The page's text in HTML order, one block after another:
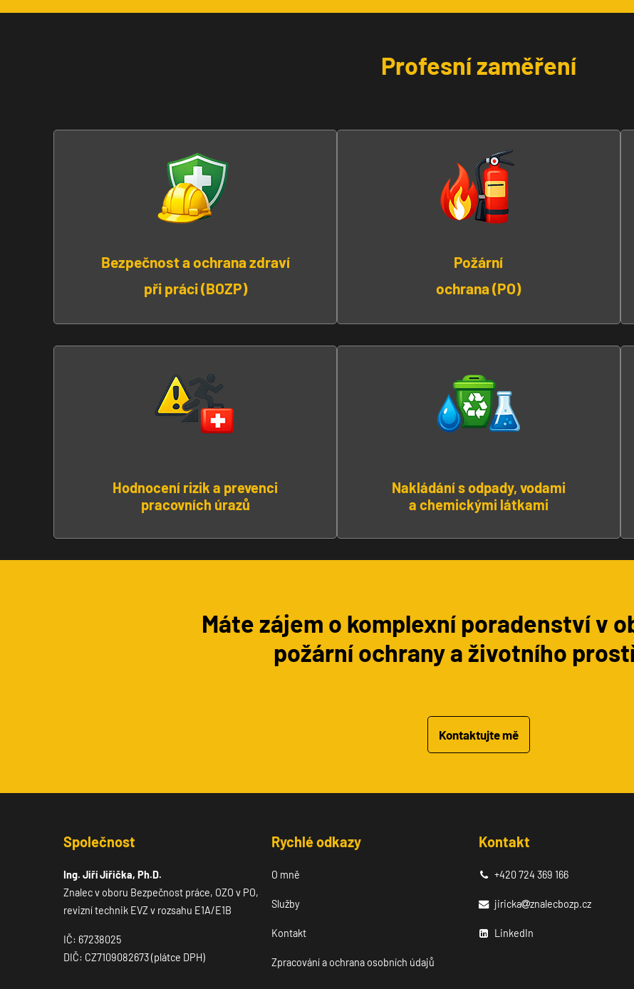
Profesní zaměření
Bezpečnost a ochrana zdraví
při práci (BOZP)
Požární
ochrana (PO)
Hodnocení rizik a prevenci
pracovních úrazů
Nakládání s odpady, vodami
a chemickými látkami
Máte zájem o komplexní poradenství v
požární ochrany a životního
Kontaktujte mě
Společnost
Ing. Jiří Jiřička, Ph.D.
Znalec v oboru Bezpečnost práce, OZO v PO,
revizní technik EVZ v rozsahu E1A/E1B
IČ: 67238025
DIČ: CZ7109082673 (plátce DPH)
Rychlé odkazy
O mně
Služby
Kontakt
Zpracování a ochrana osobních údajů
Kontakt
+420 724 369 166
jiricka znalecbozp.cz
LinkedIn